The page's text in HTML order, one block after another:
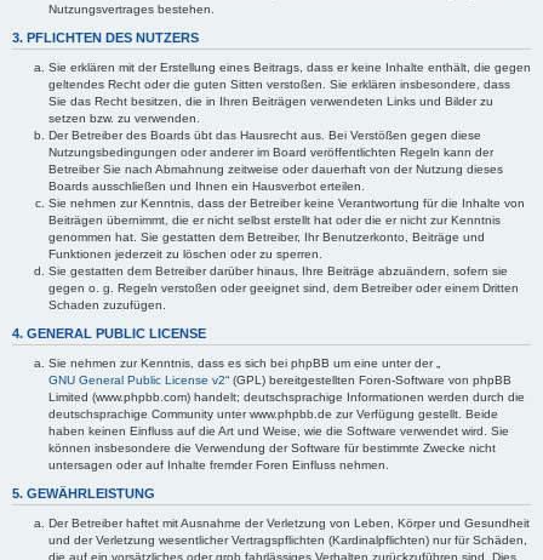
Nutzungsvertrages bestehen.
3. PFLICHTEN DES NUTZERS
Sie erklären mit der Erstellung eines Beitrags, dass er keine Inhalte enthält, die gegen
geltendes Recht oder die guten Sitten verstoßen. Sie erklären insbesondere, dass
Sie das Recht besitzen, die in Ihren Beiträgen verwendeten Links und Bilder zu
setzen bzw. zu verwenden.
Der Betreiber des Boards übt das Hausrecht aus. Bei Verstößen gegen diese
Nutzungsbedingungen oder anderer im Board veröffentlichten Regeln kann der
Betreiber Sie nach Abmahnung zeitweise oder dauerhaft von der Nutzung dieses
Boards ausschließen und Ihnen ein Hausverbot erteilen.
Sie nehmen zur Kenntnis, dass der Betreiber keine Verantwortung für die Inhalte von
Beiträgen übernimmt, die er nicht selbst erstellt hat oder die er nicht zur Kenntnis
genommen hat. Sie gestatten dem Betreiber, Ihr Benutzerkonto, Beiträge und
Funktionen jederzeit zu löschen oder zu sperren.
Sie gestatten dem Betreiber darüber hinaus, Ihre Beiträge abzuändern, sofern sie
gegen o. g. Regeln verstoßen oder geeignet sind, dem Betreiber oder einem Dritten
Schaden zuzufügen.
4. GENERAL PUBLIC LICENSE
Sie nehmen zur Kenntnis, dass es sich bei phpBB um eine unter der „
GNU General Public License v2“ (GPL) bereitgestellten Foren-Software von phpBB
Limited (www.phpbb.com) handelt; deutschsprachige Informationen werden durch die
deutschsprachige Community unter www.phpbb.de zur Verfügung gestellt. Beide
haben keinen Einfluss auf die Art und Weise, wie die Software verwendet wird. Sie
können insbesondere die Verwendung der Software für bestimmte Zwecke nicht
untersagen oder auf Inhalte fremder Foren Einfluss nehmen.
5. GEWÄHRLEISTUNG
Der Betreiber haftet mit Ausnahme der Verletzung von Leben, Körper und Gesundheit
und der Verletzung wesentlicher Vertragspflichten (Kardinalpflichten) nur für Schäden,
die auf ein vorsätzliches oder grob fahrlässiges Verhalten zurückzuführen sind. Dies